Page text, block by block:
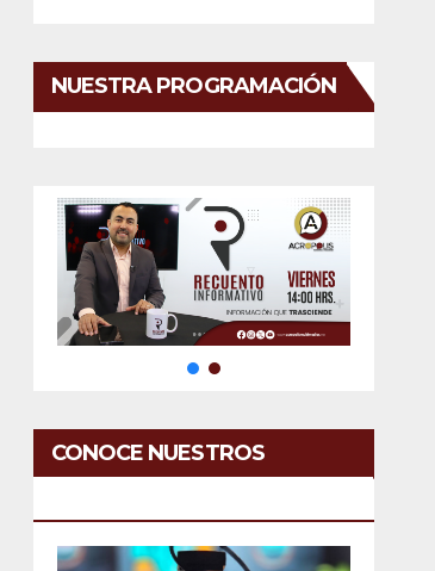
NUESTRA PROGRAMACIÓN
CONOCE NUESTROS